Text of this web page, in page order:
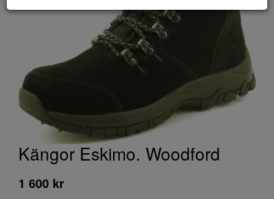
Kängor Eskimo. Woodford
1 600 kr